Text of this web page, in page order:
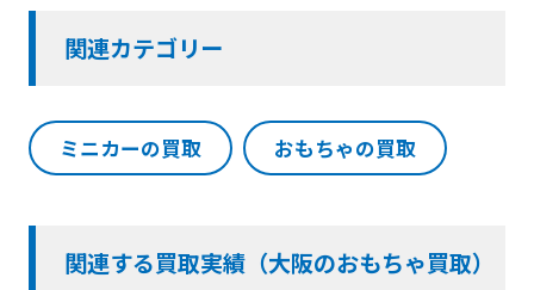
関連カテゴリー
ミニカーの買取 おもちゃの買取
関連する買取実績（大阪のおもちゃ買取）